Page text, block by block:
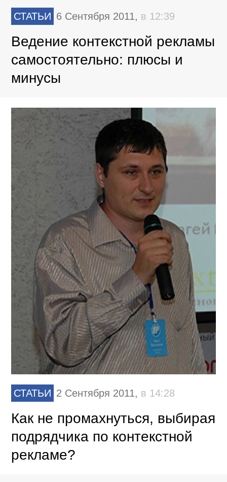
СТАТЬИ 6 Сентября 2011, в 12:39
Ведение контекстной рекламы
самостоятельно: плюсы и
минусы
СТАТЬИ 2 Сентября 2011, в 14:28
Как не промахнуться, выбирая
подрядчика по контекстной
рекламе?